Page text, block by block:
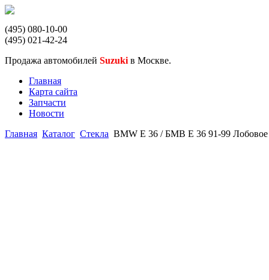
(495) 080-10-00
(495) 021-42-24
Продажа автомобилей Suzuki в Москве.
Главная
Карта сайта
Запчасти
Новости
Главная Каталог Стекла BMW E 36 / БМВ Е 36 91-99 Лобовое